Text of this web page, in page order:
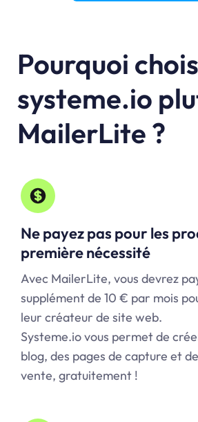
Pourquoi
systeme.io
MailerLite ?
Ne payez pas pour les
première nécessité
Avec MailerLite, vous devrez
supplément de 10 € par mois
leur créateur de site web.
Systeme.io vous permet de
blog, des pages de capture et
vente, gratuitement !